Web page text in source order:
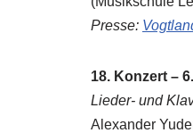
Presse:
18. Konzert –
Lieder- und
Alexander